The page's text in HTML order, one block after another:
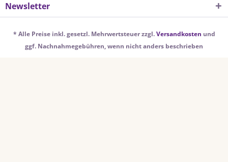
Newsletter
* Alle Preise inkl. gesetzl. Mehrwertsteuer zzgl.Versandkosten und
ggf. Nachnahmegebühren, wenn nicht anders beschrieben